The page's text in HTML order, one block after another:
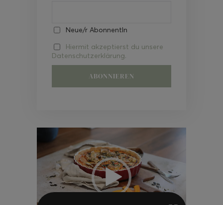
Neue/r AbonnentIn
Hiermit akzeptierst du unsere
Datenschutzerklärung.
Video-